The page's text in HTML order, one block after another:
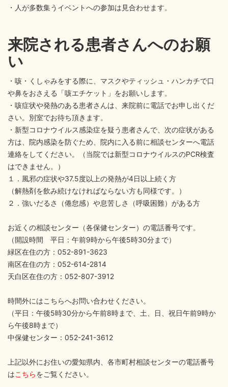
・人が多数集うイベントへの参加は見合わせます。
来院される患者さんへのお願
い
・咳・くしゃみをする際に、マスクやティッシュ・ハンカチで口
や鼻をおさえる「咳エチケット」をお願いします。
・咳症状や発熱のある患者さんは、来院前に電話でお申し出くだ
さい。別室でお待ち頂きます。
・新型コロナウイルス感染症を疑う患者さんで、次の症状がある
方は、院内感染を防ぐため、院内に入る前に相談センターへ電話
連絡をしてください。（当院では新型コロナウイルスのPCR検査
はできません。）
１．風邪の症状や37.5度以上の発熱が4日以上続く方
（解熱剤を飲み続けなければならない方も同様です。）
２．強いだるさ（倦怠感）や息苦しさ（呼吸困難）がある方
お近くの相談センター（各保健センター）の電話番号です。
（開設時間 平日：午前9時から午後5時30分まで）
緑区在住の方：052-891-3623
南区在住の方：052-614-2814
天白区在住の方：052-807-3912
時間外にはこちらへお問い合わせください。
（平日：午後5時30分から午前8時まで、土、日、祝日午前9時か
ら午後8時まで）
中保健センター：052-241-3612
上記以外にお住いの愛知県内、各市町村相談センターの電話番号
はこちらをご覧ください。